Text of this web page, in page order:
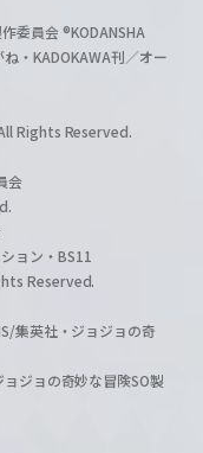
委員会 ®KODANSHA
・KADOKAWA刊／オー
Rights Reserved.
会
ョン・BS11
Reserved.
集英社・ジョジョの奇
ジョの奇妙な冒険SO製